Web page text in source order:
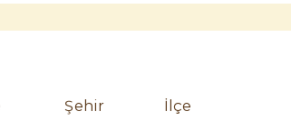
Şehir
İlçe